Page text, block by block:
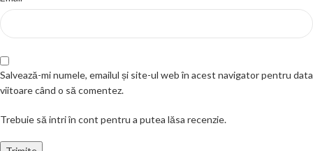
Salvează-mi numele, emailul și site-ul web în acest navigator pentru data
viitoare când o să comentez.
Trebuie să intri în cont pentru a putea lăsa recenzie.